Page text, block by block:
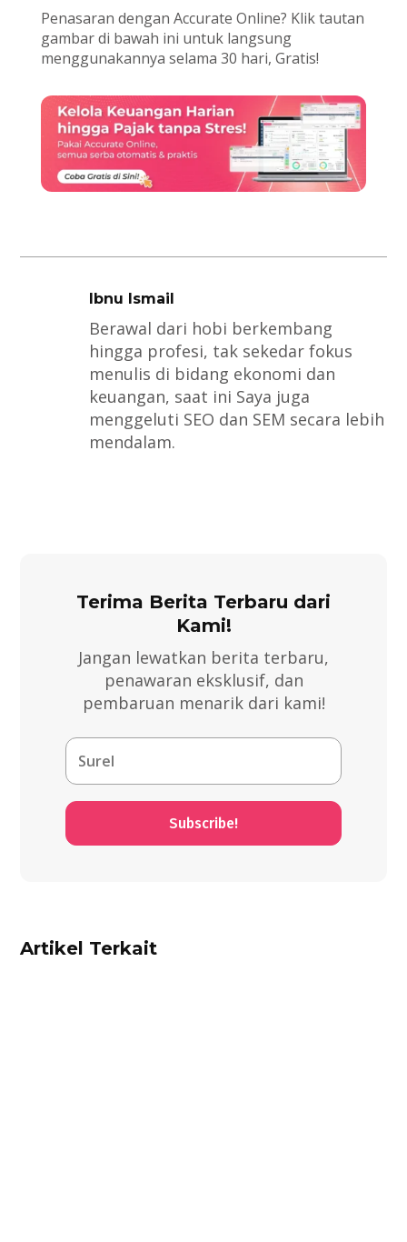
Penasaran dengan Accurate Online? Klik tautan
gambar di bawah ini untuk langsung
menggunakannya selama 30 hari, Gratis!
Ibnu Ismail
Berawal dari hobi berkembang
hingga profesi, tak sekedar fokus
menulis di bidang ekonomi dan
keuangan, saat ini Saya juga
menggeluti SEO dan SEM secara lebih
mendalam.
Terima Berita Terbaru dari
Kami!
Jangan lewatkan berita terbaru,
penawaran eksklusif, dan
pembaruan menarik dari kami!
Subscribe!
Artikel Terkait